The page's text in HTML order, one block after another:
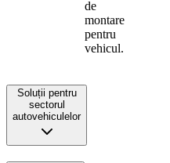
de
montare
pentru
vehicul.
Soluții pentru
sectorul
autovehiculelor